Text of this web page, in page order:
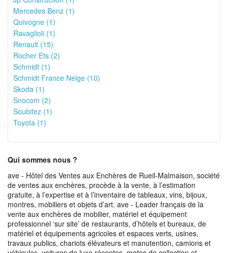
Mercedes Benz (1)
Quivogne (1)
Ravaglioli (1)
Renault (15)
Rocher Ets (2)
Schmidt (1)
Schmidt France Neige (10)
Skoda (1)
Snocom (2)
Soubitez (1)
Toyota (1)
Qui sommes nous ?
ave - Hôtel des Ventes aux Enchères de Rueil-Malmaison, société
de ventes aux enchères, procède à la vente, à l’estimation
gratuite, à l’expertise et à l’inventaire de tableaux, vins, bijoux,
montres, mobiliers et objets d’art. ave - Leader français de la
vente aux enchères de mobilier, matériel et équipement
professionnel ‘sur site’ de restaurants, d’hôtels et bureaux, de
matériel et équipements agricoles et espaces verts, usines,
travaux publics, chariots élévateurs et manutention, camions et